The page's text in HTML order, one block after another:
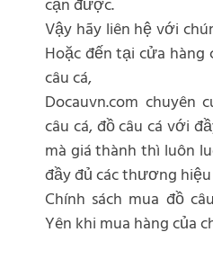
cận được.
Vậy hãy liên hệ với
Hoặc đến tại cửa hàng
câu cá,
Docauvn.com chuyên
câu cá, đồ câu cá với
mà giá thành thì luôn
đầy đủ các thương hiệu
Chính sách mua đồ
Yên khi mua hàng của